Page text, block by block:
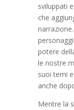
sviluppati
che
potere
le nostre
suoi temi
anche
Mentre la